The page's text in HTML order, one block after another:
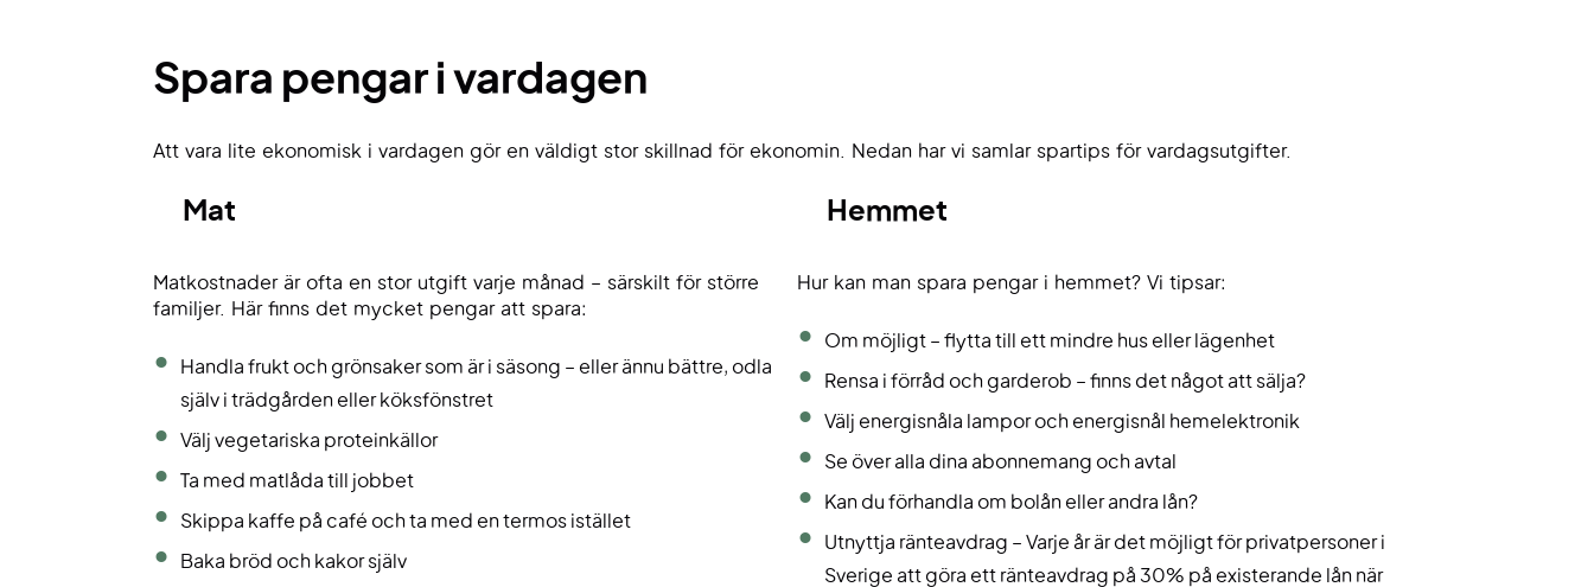
Spara pengar i vardagen
Att vara lite ekonomisk i vardagen gör en väldigt stor skillnad för ekonomin. Nedan har vi samlar spartips för vardagsutgifter.
Mat
Matkostnader är ofta en stor utgift varje månad – särskilt för större
familjer. Här finns det mycket pengar att spara:
Handla frukt och grönsaker som är i säsong – eller ännu bättre, odla
själv i trädgården eller köksfönstret
Välj vegetariska proteinkällor
Ta med matlåda till jobbet
Skippa kaffe på café och ta med en termos istället
Baka bröd och kakor själv
Hemmet
Hur kan man spara pengar i hemmet? Vi tipsar:
Om möjligt – flytta till ett mindre hus eller lägenhet
Rensa i förråd och garderob – finns det något att sälja?
Välj energisnåla lampor och energisnål hemelektronik
Se över alla dina abonnemang och avtal
Kan du förhandla om bolån eller andra lån?
Utnyttja ränteavdrag – Varje år är det möjligt för privatpersoner i
Sverige att göra ett ränteavdrag på 30% på existerande lån när